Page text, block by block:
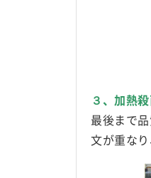
３、加熱
最後まで
文が重な